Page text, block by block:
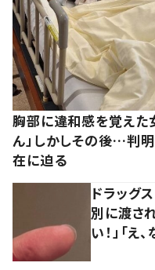
胸部に違和感を覚えた
ん」しかしその後…判
在に迫る
ドラッグ
別に渡さ
い！」「え